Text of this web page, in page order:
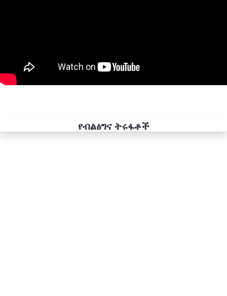
የብልፅግና ትሩፋቶች